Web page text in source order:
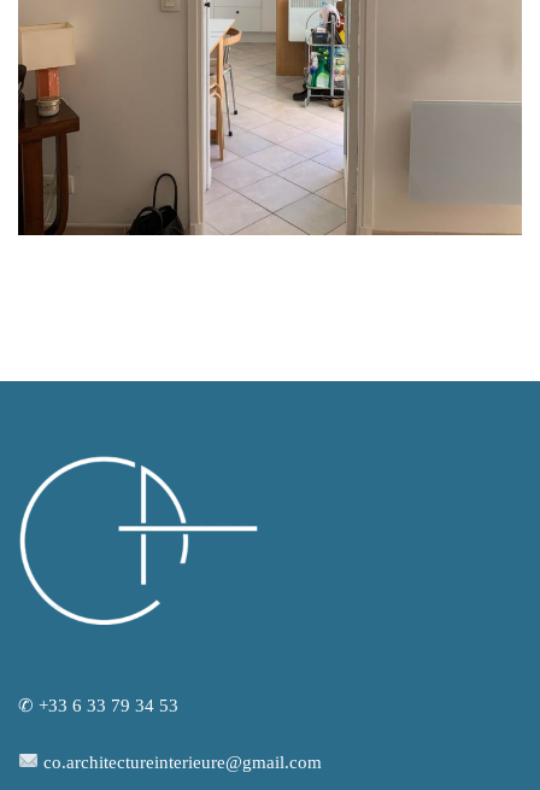
✆ +33 6 33 79 34 53
co.architectureinterieure@gmail.com